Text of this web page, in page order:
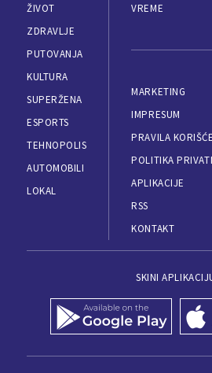
ŽIVOT
ZDRAVLJE
PUTOVANJA
KULTURA
SUPERŽENA
ESPORTS
TEHNOPOLIS
AUTOMOBILI
LOKAL
VREME
MARKETING
IMPRESUM
PRAVILA
POLITIKA
APLIKACIJE
RSS
KONTAKT
SKINI